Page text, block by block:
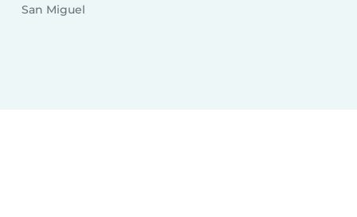
San Miguel